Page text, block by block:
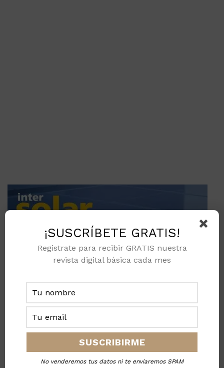
¡SUSCRÍBETE GRATIS!
Registrate para recibir GRATIS nuestra
revista digital básica cada mes
No venderemos tus datos ni te enviaremos SPAM